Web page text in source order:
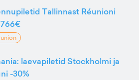
Tallinnast Réunioni
laevapiletid Stockholmi ja
-30%